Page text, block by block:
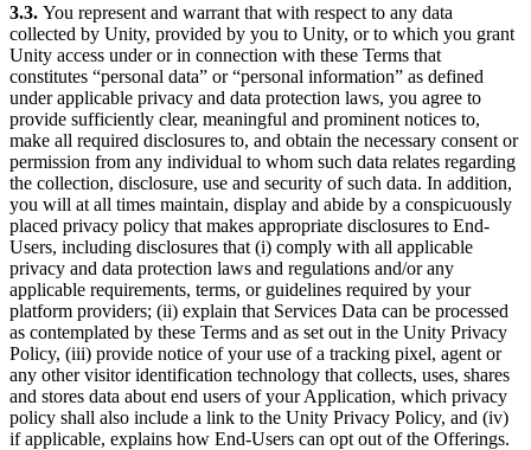
3.3. You represent and warrant that with respect to any data
collected by Unity, provided by you to Unity, or to which you grant
Unity access under or in connection with these Terms that
constitutes “personal data” or “personal information” as defined
under applicable privacy and data protection laws, you agree to
provide sufficiently clear, meaningful and prominent notices to,
make all required disclosures to, and obtain the necessary consent or
permission from any individual to whom such data relates regarding
the collection, disclosure, use and security of such data. In addition,
you will at all times maintain, display and abide by a conspicuously
placed privacy policy that makes appropriate disclosures to End-
Users, including disclosures that (i) comply with all applicable
privacy and data protection laws and regulations and/or any
applicable requirements, terms, or guidelines required by your
platform providers; (ii) explain that Services Data can be processed
as contemplated by these Terms and as set out in the Unity Privacy
Policy, (iii) provide notice of your use of a tracking pixel, agent or
any other visitor identification technology that collects, uses, shares
and stores data about end users of your Application, which privacy
policy shall also include a link to the Unity Privacy Policy, and (iv)
if applicable, explains how End-Users can opt out of the Offerings.